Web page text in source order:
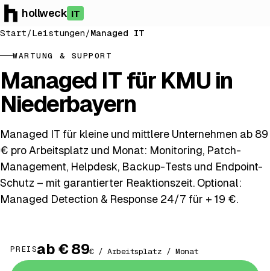
hollweck IT
Start/Leistungen/Managed IT
WARTUNG & SUPPORT
Managed IT für KMU in
Niederbayern
Managed IT für kleine und mittlere Unternehmen ab 89
€ pro Arbeitsplatz und Monat: Monitoring, Patch-
Management, Helpdesk, Backup-Tests und Endpoint-
Schutz – mit garantierter Reaktionszeit. Optional:
Managed Detection & Response 24/7 für + 19 €.
PREISab € 89€ / Arbeitsplatz / Monat